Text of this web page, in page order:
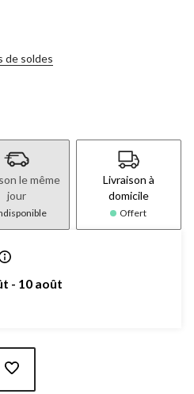
de soldes
le même
jour
Livraison à
domicile
Offert
- 10 août